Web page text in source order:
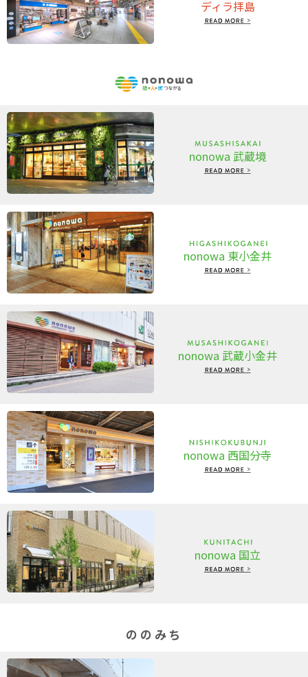
ディラ拝島
nonowa 武蔵境
nonowa 東小金井
nonowa 武蔵小金井
nonowa 西国分寺
nonowa 国立
ののみち